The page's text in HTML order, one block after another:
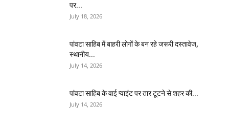
पर...
July 18, 2026
पांवटा साहिब में बाहरी लोगों के बन रहे जरूरी दस्तावेज,
स्थानीय...
July 14, 2026
पांवटा साहिब के वाई प्वाइंट पर तार टूटने से शहर की...
July 14, 2026